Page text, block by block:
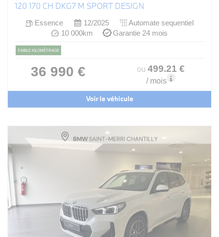
120 170 CH DKG7 M SPORT DESIGN
Essence 12/2025
Automate sequentiel
10 000km
Garantie 24 mois
FAIBLE KILOMÉTRAGE
36 990 € ou 499.21 €
/ mois
Voir le véhicule